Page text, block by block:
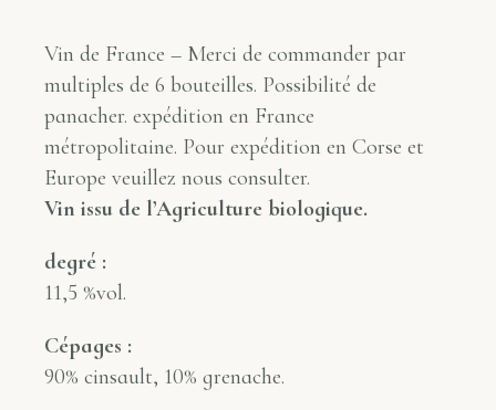
Vin de France – Merci de commander par
multiples de 6 bouteilles. Possibilité de
panacher. expédition en France
métropolitaine. Pour expédition en Corse et
Europe veuillez nous consulter.
Vin issu de l’Agriculture biologique.
degré :
11,5 %vol.
Cépages :
90% cinsault, 10% grenache.